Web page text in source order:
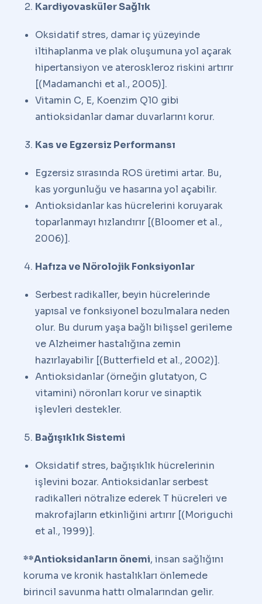
Kardiyovasküler Sağlık
Oksidatif stres, damar iç yüzeyinde
iltihaplanma ve plak oluşumuna yol açarak
hipertansiyon ve ateroskleroz riskini artırır
[(Madamanchi et al., 2005)].
Vitamin C, E, Koenzim Q10 gibi
antioksidanlar damar duvarlarını korur.
Kas ve Egzersiz Performansı
Egzersiz sırasında ROS üretimi artar. Bu,
kas yorgunluğu ve hasarına yol açabilir.
Antioksidanlar kas hücrelerini koruyarak
toparlanmayı hızlandırır [(Bloomer et al.,
2006)].
Hafıza ve Nörolojik Fonksiyonlar
Serbest radikaller, beyin hücrelerinde
yapısal ve fonksiyonel bozulmalara neden
olur. Bu durum yaşa bağlı bilişsel gerileme
ve Alzheimer hastalığına zemin
hazırlayabilir [(Butterfield et al., 2002)].
Antioksidanlar (örneğin glutatyon, C
vitamini) nöronları korur ve sinaptik
işlevleri destekler.
Bağışıklık Sistemi
Oksidatif stres, bağışıklık hücrelerinin
işlevini bozar. Antioksidanlar serbest
radikalleri nötralize ederek T hücreleri ve
makrofajların etkinliğini artırır [(Moriguchi
et al., 1999)].
**Antioksidanların önemi, insan sağlığını
koruma ve kronik hastalıkları önlemede
birincil savunma hattı olmalarından gelir.